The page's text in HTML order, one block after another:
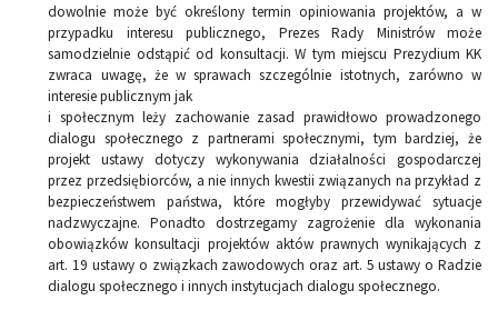
dowolnie może być określony termin opiniowania projektów, a w
przypadku interesu publicznego, Prezes Rady Ministrów może
samodzielnie odstąpić od konsultacji. W tym miejscu Prezydium KK
zwraca uwagę, że w sprawach szczególnie istotnych, zarówno w
interesie publicznym jak
i społecznym leży zachowanie zasad prawidłowo prowadzonego
dialogu społecznego z partnerami społecznymi, tym bardziej, że
projekt ustawy dotyczy wykonywania działalności gospodarczej
przez przedsiębiorców, a nie innych kwestii związanych na przykład z
bezpieczeństwem państwa, które mogłyby przewidywać sytuacje
nadzwyczajne. Ponadto dostrzegamy zagrożenie dla wykonania
obowiązków konsultacji projektów aktów prawnych wynikających z
art. 19 ustawy o związkach zawodowych oraz art. 5 ustawy o Radzie
dialogu społecznego i innych instytucjach dialogu społecznego.